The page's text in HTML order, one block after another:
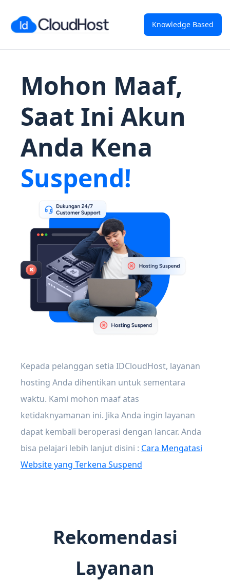
Knowledge Based
Mohon Maaf,
Saat Ini Akun
Anda Kena
Suspend!
Kepada pelanggan setia IDCloudHost, layanan
hosting Anda dihentikan untuk sementara
waktu. Kami mohon maaf atas
ketidaknyamanan ini. Jika Anda ingin layanan
dapat kembali beroperasi dengan lancar. Anda
bisa pelajari lebih lanjut disini : Cara Mengatasi
Website yang Terkena Suspend
Rekomendasi
Layanan